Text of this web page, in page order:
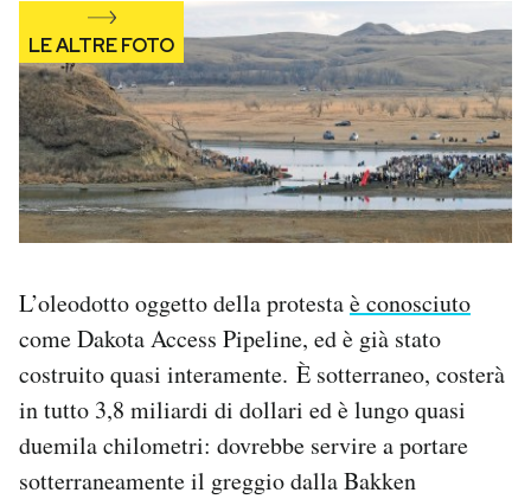
L’oleodotto oggetto della protestaè conosciuto
come Dakota Access Pipeline, ed è già stato
costruito quasi interamente. È sotterraneo, costerà
in tutto 3,8 miliardi di dollari ed è lungo quasi
duemila chilometri: dovrebbe servire a portare
sotterraneamente il greggio dalla Bakken